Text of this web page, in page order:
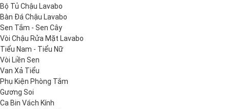
Bộ Tủ Chậu Lavabo
Bàn Đá Chậu Lavabo
Sen Tắm - Sen Cây
Vòi Chậu Rửa Mặt Lavabo
Tiểu Nam - Tiểu Nữ
Vòi Liền Sen
Van Xả Tiểu
Phụ Kiện Phòng Tắm
Gương Soi
Ca Bin Vách Kính